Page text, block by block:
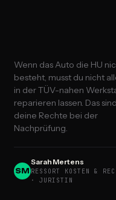
Wenn das Auto die HU
besteht, musst du nicht
in der TÜV-nahen
reparieren lassen. Das
deine Rechte bei der
Nachprüfung.
SM
Sarah Mertens
RESSORT KOSTEN &
· JURISTIN